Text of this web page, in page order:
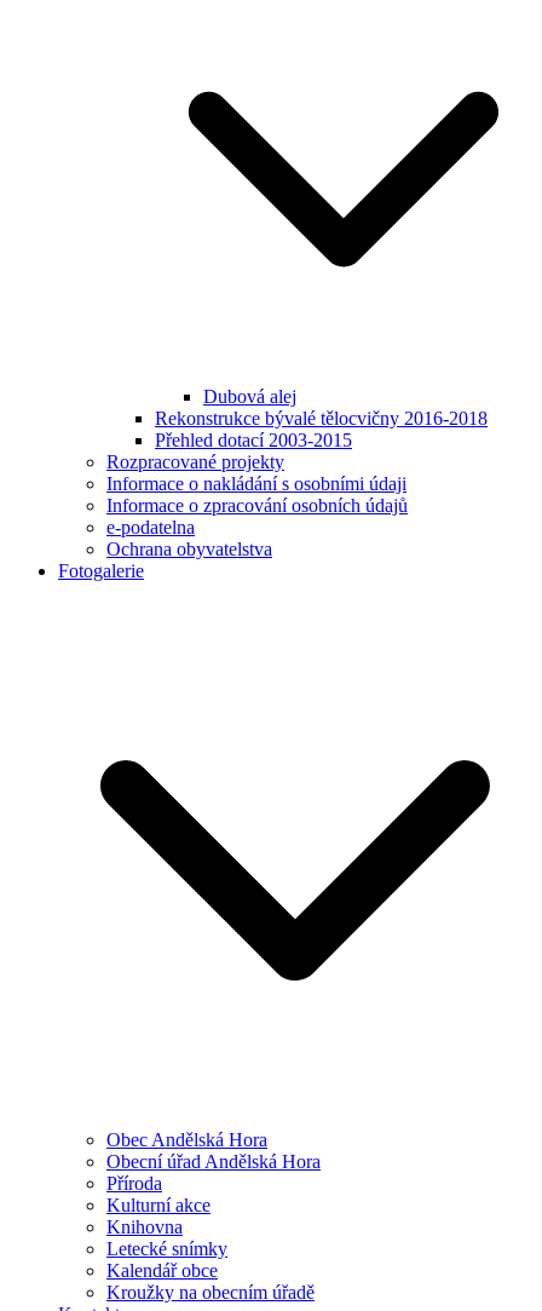
Dubová alej
Rekonstrukce bývalé tělocvičny 2016-2018
Přehled dotací 2003-2015
Rozpracované projekty
Informace o nakládání s osobními údaji
Informace o zpracování osobních údajů
e-podatelna
Ochrana obyvatelstva
Fotogalerie
Obec Andělská Hora
Obecní úřad Andělská Hora
Příroda
Kulturní akce
Knihovna
Letecké snímky
Kalendář obce
Kroužky na obecním úřadě